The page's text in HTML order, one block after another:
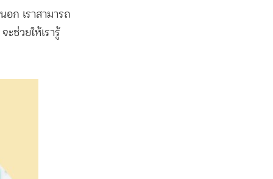
อก เราสามารถ
ะช่วยให้เรารู้